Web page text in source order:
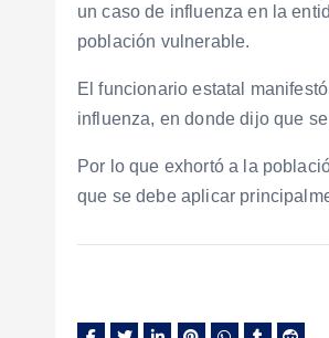
un caso de influenza en la
población vulnerable.
El funcionario estatal
influenza, en donde dijo que
Por lo que exhortó a la
que se debe aplicar